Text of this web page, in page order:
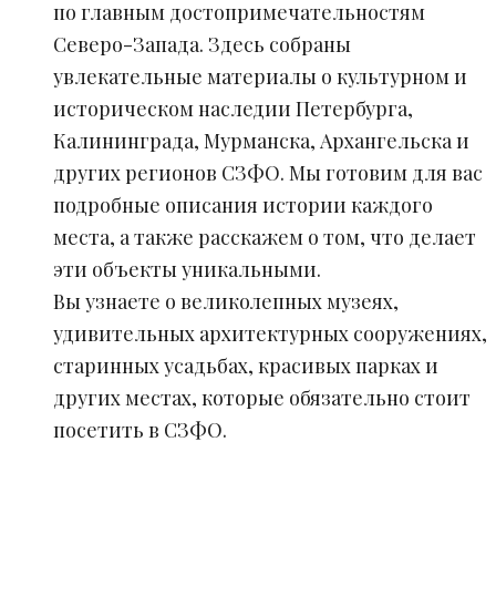
по главным достопримечательностям
Северо-Запада. Здесь собраны
увлекательные материалы о культурном и
историческом наследии Петербурга,
Калининграда, Мурманска, Архангельска и
других регионов СЗФО. Мы готовим для вас
подробные описания истории каждого
места, а также расскажем о том, что делает
эти объекты уникальными.
Вы узнаете о великолепных музеях,
удивительных архитектурных сооружениях,
старинных усадьбах, красивых парках и
других местах, которые обязательно стоит
посетить в СЗФО.